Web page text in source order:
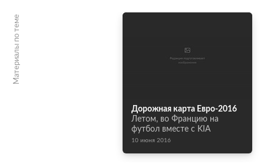
Материалы по теме
Дорожная карта Евро-2016
Летом, во Францию на
футбол вместе с KIA
10 июня 2016